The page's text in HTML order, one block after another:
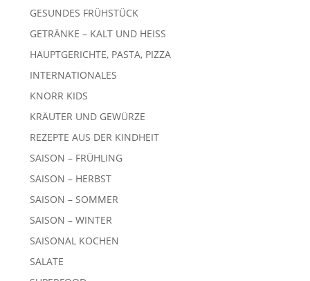
GESUNDES FRÜHSTÜCK
GETRÄNKE – KALT UND HEISS
HAUPTGERICHTE, PASTA, PIZZA
INTERNATIONALES
KNORR KIDS
KRÄUTER UND GEWÜRZE
REZEPTE AUS DER KINDHEIT
SAISON – FRÜHLING
SAISON – HERBST
SAISON – SOMMER
SAISON – WINTER
SAISONAL KOCHEN
SALATE